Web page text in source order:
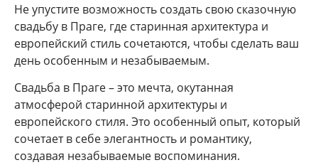
Не упустите возможность создать свою сказочную
свадьбу в Праге, где старинная архитектура и
европейский стиль сочетаются, чтобы сделать ваш
день особенным и незабываемым.
Свадьба в Праге – это мечта, окутанная
атмосферой старинной архитектуры и
европейского стиля. Это особенный опыт, который
сочетает в себе элегантность и романтику,
создавая незабываемые воспоминания.